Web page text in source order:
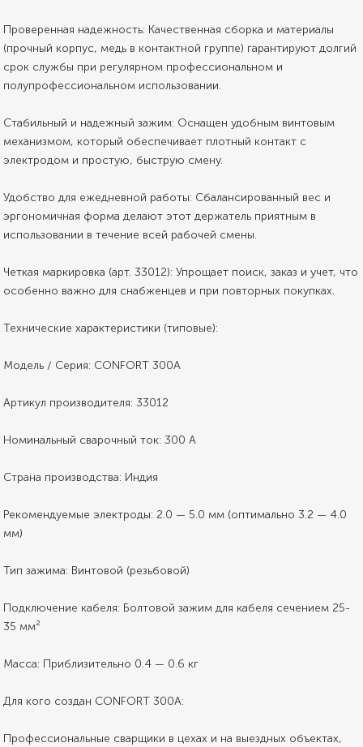
Проверенная надежность: Качественная сборка и материалы
(прочный корпус, медь в контактной группе) гарантируют долгий
срок службы при регулярном профессиональном и
полупрофессиональном использовании.
Стабильный и надежный зажим: Оснащен удобным винтовым
механизмом, который обеспечивает плотный контакт с
электродом и простую, быструю смену.
Удобство для ежедневной работы: Сбалансированный вес и
эргономичная форма делают этот держатель приятным в
использовании в течение всей рабочей смены.
Четкая маркировка (арт. 33012): Упрощает поиск, заказ и учет, что
особенно важно для снабженцев и при повторных покупках.
Технические характеристики (типовые):
Модель / Серия: CONFORT 300A
Артикул производителя: 33012
Номинальный сварочный ток: 300 А
Страна производства: Индия
Рекомендуемые электроды: 2.0 — 5.0 мм (оптимально 3.2 — 4.0
мм)
Тип зажима: Винтовой (резьбовой)
Подключение кабеля: Болтовой зажим для кабеля сечением 25-
35 мм²
Масса: Приблизительно 0.4 — 0.6 кг
Для кого создан CONFORT 300A:
Профессиональные сварщики в цехах и на выездных объектах,